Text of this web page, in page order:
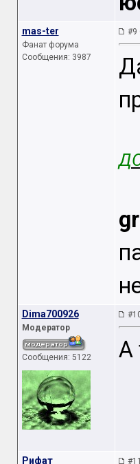
mas-ter
Фанат форума
Сообщения: 3987
#9
Dima700926
Модератор
Сообщения: 5122 А
Рифат